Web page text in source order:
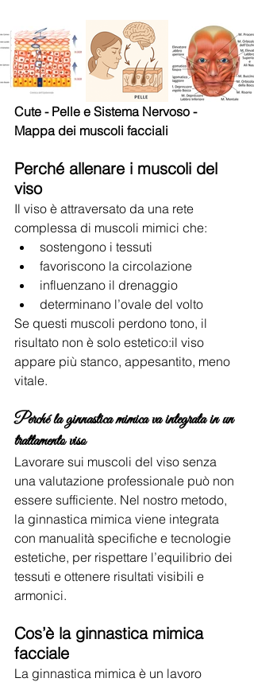
Cute - Pelle e Sistema Nervoso -
Mappa dei muscoli facciali
Perché allenare i muscoli del
viso
Il viso è attraversato da una rete
complessa di muscoli mimici che:
sostengono i tessuti
favoriscono la circolazione
influenzano il drenaggio
determinano l’ovale del volto
Se questi muscoli perdono tono, il
risultato non è solo estetico:il viso
appare più stanco, appesantito, meno
vitale.
Perché la ginnastica mimica va integrata in un
trattamento viso
Lavorare sui muscoli del viso senza
una valutazione professionale può non
essere sufficiente. Nel nostro metodo,
la ginnastica mimica viene integrata
con manualità specifiche e tecnologie
estetiche, per rispettare l’equilibrio dei
tessuti e ottenere risultati visibili e
armonici.
Cos’è la ginnastica mimica
facciale
La ginnastica mimica è un lavoro